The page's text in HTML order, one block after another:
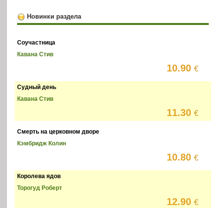
Новинки раздела
Соучастница
Кавана Стив
10.90€
Судный день
Кавана Стив
11.30€
Смерть на церковном дворе
Кэмбридж Колин
10.80€
Королева ядов
Торогуд Роберт
12.90€